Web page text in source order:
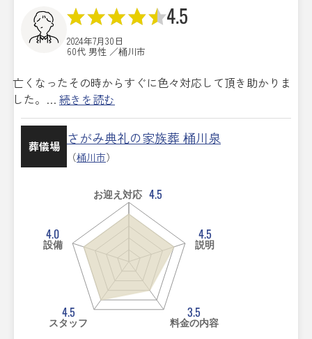
4.5
2024年7月30日
60代 男性 ／桶川市
亡くなったその時からすぐに色々対応して頂き助かりま
した。… 続きを読む
葬儀場 さがみ典礼の家族葬 桶川泉
（桶川市）
お迎え対応 4.5
4.5
説明
3.5
料金の内容
4.5
スタッフ
4.0
設備